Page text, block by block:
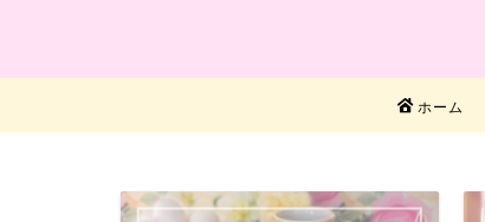
ホーム